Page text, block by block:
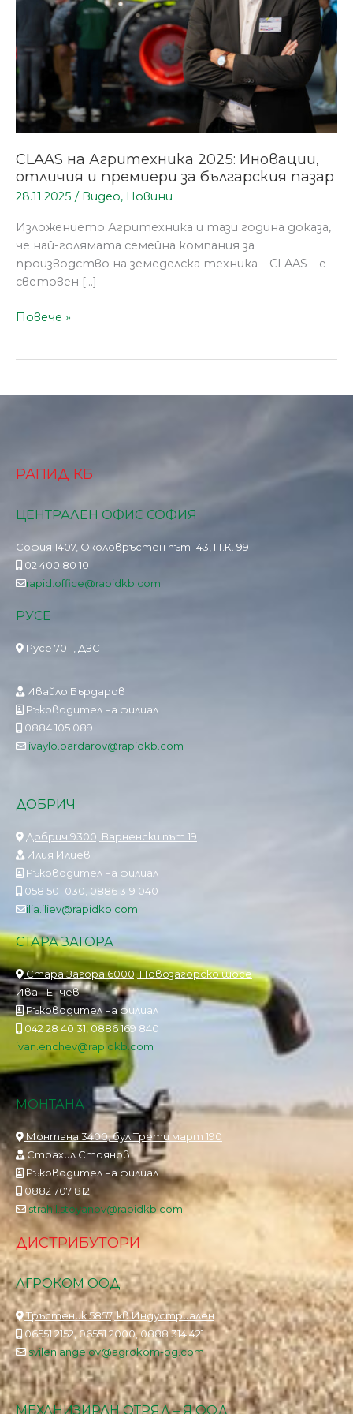
CLAAS на Агритехника 2025: Иновации,
отличия и премиери за българския пазар
28.11.2025 / Видео, Новини
Изложението Агритехника и тази година доказа,
че най-голямата семейна компания за
производство на земеделска техника – CLAAS – е
световен […]
премиери
българския
пазар
Повече »
РАПИД КБ
ЦЕНТРАЛЕН ОФИС СОФИЯ
София 1407, Околовръстен път 143, П.К. 99
02 400 80 10
rapid.office@rapidkb.com
РУСЕ
Русе 7011, ДЗС
Ивайло Бърдаров
Ръководител на филиал
0884 105 089
ivaylo.bardarov@rapidkb.com
ДОБРИЧ
Добрич 9300, Варненски път 19
Илия Илиев
Ръководител на филиал
058 501 030, 0886 319 040
ilia.iliev@rapidkb.com
СТАРА ЗАГОРА
Стара Загора 6000, Новозагорско шосе
Иван Енчев
Ръководител на филиал
042 28 40 31, 0886 169 840
ivan.enchev@rapidkb.com
МОНТАНА
Монтана 3400, бул.Трети март 190
Страхил Стоянов
Ръководител на филиал
0882 707 812
strahil.stoyanov@rapidkb.com
ДИСТРИБУТОРИ
АГРОКОМ ООД
Тръстеник 5857, кв.Индустриален
06551 2152, 06551 2000, 0888 314 421
svilen.angelov@agrokom-bg.com
МЕХАНИЗИРАН ОТРЯД – Я ООД